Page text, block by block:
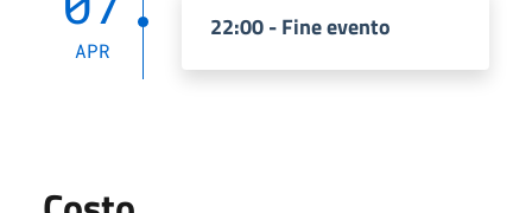
APR
22:00 - Fine evento